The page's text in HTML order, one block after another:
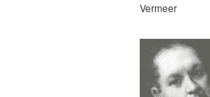
Vermeer